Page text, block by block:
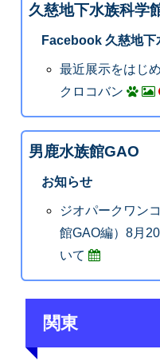
久慈地下水族科
Facebook 久慈地
最近展示をはじ
クロコバン
男鹿水族館GAO
お知らせ
ジオパークワン
館GAO編）8月
いて
関東